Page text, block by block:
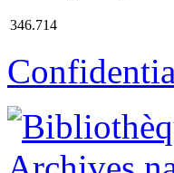
346.714